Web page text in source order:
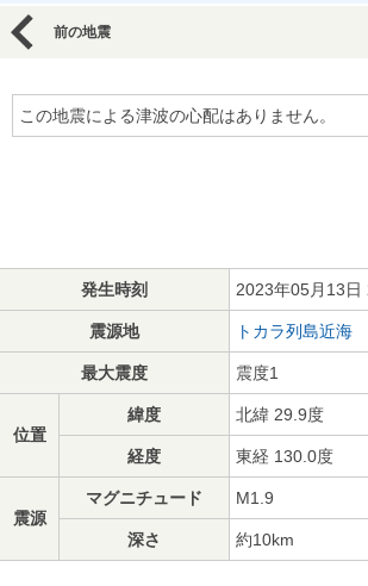
前の地震
この地震による津波の心配はありません。
発生時刻 2023年05月13日
震源地 トカラ列島近海
最大震度 震度1
位置
緯度 北緯 29.9度
経度 東経 130.0度
震源
マグニチュード M1.9
深さ 約10km